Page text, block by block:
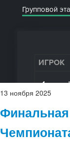
13 ноября 2025